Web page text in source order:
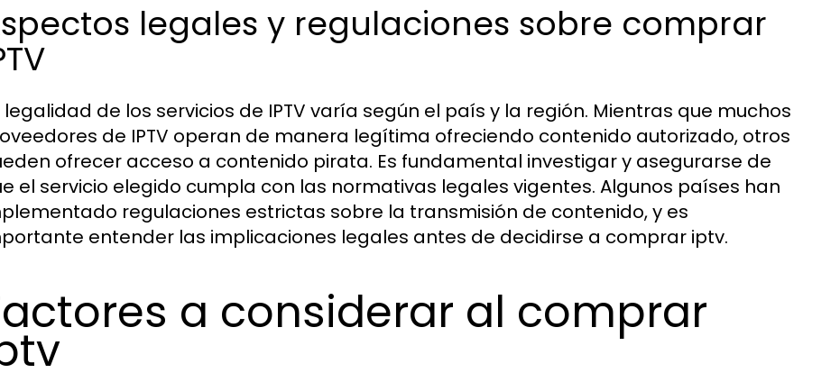
legales y regulaciones sobre comprar
legalidad de los servicios de IPTV varía según el país y la región. Mientras que muchos
de IPTV operan de manera legítima ofreciendo contenido autorizado, otros
ofrecer acceso a contenido pirata. Es fundamental investigar y asegurarse de
el servicio elegido cumpla con las normativas legales vigentes. Algunos países han
regulaciones estrictas sobre la transmisión de contenido, y es
entender las implicaciones legales antes de decidirse a comprar iptv.
a considerar al comprar